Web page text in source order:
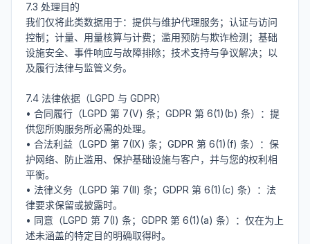
7.3 处理目的
我们仅将此类数据用于：提供与维护代理服务；认证与访问
控制；计量、用量核算与计费；滥用预防与欺诈检测；基础
设施安全、事件响应与故障排除；技术支持与争议解决；以
及履行法律与监管义务。
7.4 法律依据（LGPD 与 GDPR）
• 合同履行（LGPD 第 7(V) 条；GDPR 第 6(1)(b) 条）：提
供您所购服务所必需的处理。
• 合法利益（LGPD 第 7(IX) 条；GDPR 第 6(1)(f) 条）：保
护网络、防止滥用、保护基础设施与客户，并与您的权利相
平衡。
• 法律义务（LGPD 第 7(II) 条；GDPR 第 6(1)(c) 条）：法
律要求保留或披露时。
• 同意（LGPD 第 7(I) 条；GDPR 第 6(1)(a) 条）：仅在为上
述未涵盖的特定目的明确取得时。